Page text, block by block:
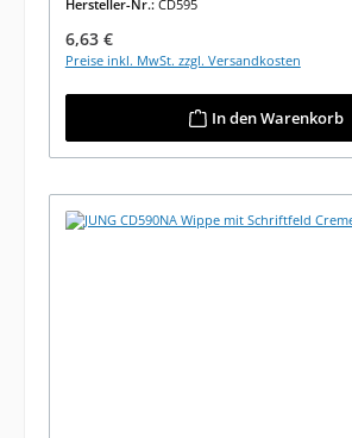
Hersteller-Nr.: CD595
Regulärer Preis:
6,63 €
Preise inkl. MwSt. zzgl. Versandkosten
In den Warenkorb